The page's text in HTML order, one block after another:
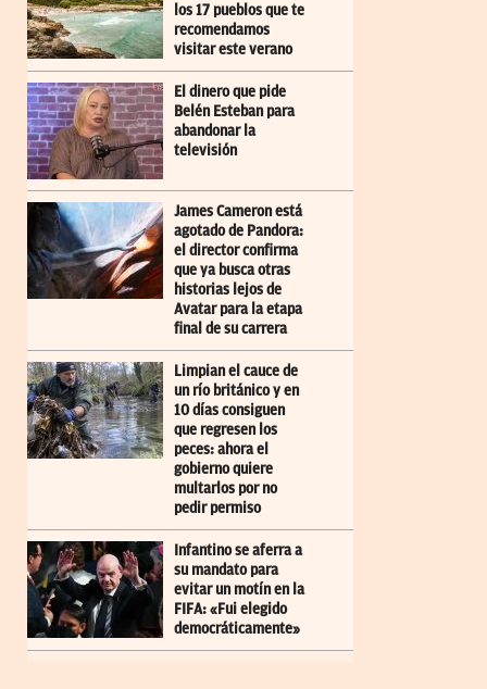
los 17 pueblos que te
recomendamos
visitar este verano
El dinero que pide
Belén Esteban para
abandonar la
televisión
James Cameron está
agotado de Pandora:
el director confirma
que ya busca otras
historias lejos de
Avatar para la etapa
final de su carrera
Limpian el cauce de
un río británico y en
10 días consiguen
que regresen los
peces: ahora el
gobierno quiere
multarlos por no
pedir permiso
Infantino se aferra a
su mandato para
evitar un motín en la
FIFA: «Fui elegido
democráticamente»